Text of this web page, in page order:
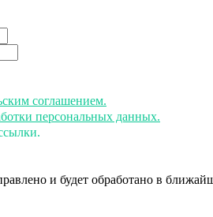
соглашением.
персональных данных.
и будет обработано в